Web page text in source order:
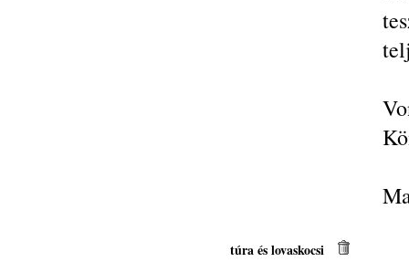
túra és lovaskocsi